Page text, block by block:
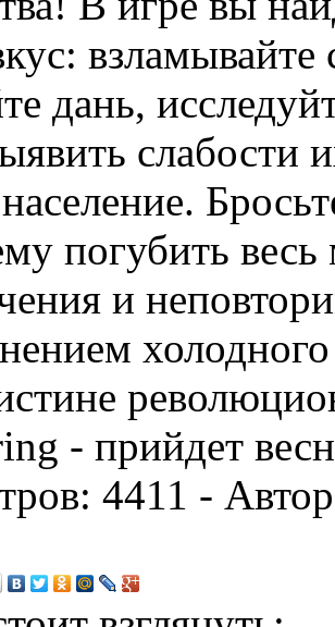
дань,
слабости
погубить
и
- прийдет
4411 -